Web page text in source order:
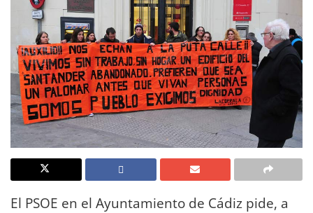
El PSOE en el Ayuntamiento de Cádiz pide, a